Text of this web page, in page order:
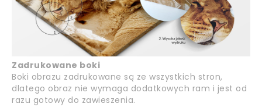
Zadrukowane boki
Boki obrazu zadrukowane są ze wszystkich stron,
dlatego obraz nie wymaga dodatkowych ram i jest od
razu gotowy do zawieszenia.